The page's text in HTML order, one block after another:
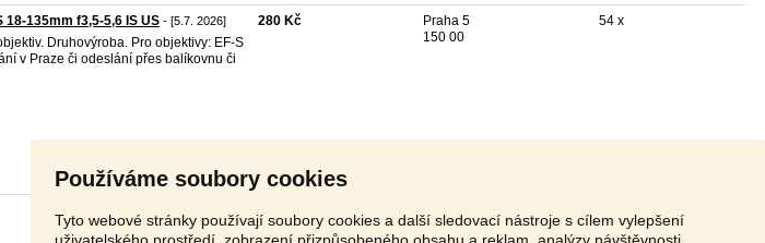
Používáme soubory cookies
Tyto webové stránky používají soubory cookies a další sledovací nástroje s cílem vylepšení
uživatelského prostředí, zobrazení přizpůsobeného obsahu a reklam, analýzy návštěvnosti
18-135mm f3,5-5,6 IS US - [5.7. 2026]
Druhovýroba. Pro objektivy: EF-S
v Praze či odeslání přes balíkovnu či
280 Kč
Praha 5
150 00
54 x